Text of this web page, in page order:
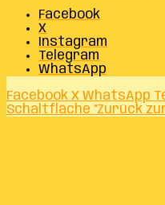
Facebook
X
Instagram
Telegram
WhatsApp
Facebook X WhatsApp
Schaltfläche "Zurück